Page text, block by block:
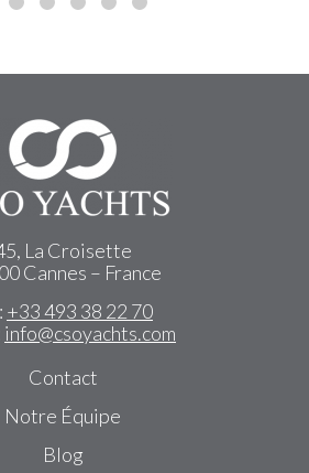
La Croisette
Cannes – France
+33 493 38 22 70
info@csoyachts.com
Contact
Notre Équipe
Blog